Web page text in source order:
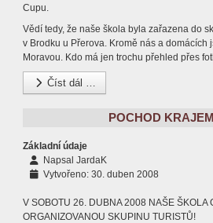
Cupu.
Vědí tedy, že naše škola byla zařazena do
v Brodku u Přerova. Kromě nás a
Moravou. Kdo má jen trochu přehled přes
Číst dál …
POCHOD
Základní údaje
Napsal JardaK
Vytvořeno: 30. duben 2008
V SOBOTU 26. DUBNA 2008 NAŠE ŠKOLA
ORGANIZOVANOU SKUPINU TURISTŮ!